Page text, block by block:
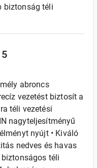
biztonság téli
abroncs
vezetést biztosít a
téli vezetési
nagyteljesítményű
nyújt • Kiváló
nedves és havas
téli